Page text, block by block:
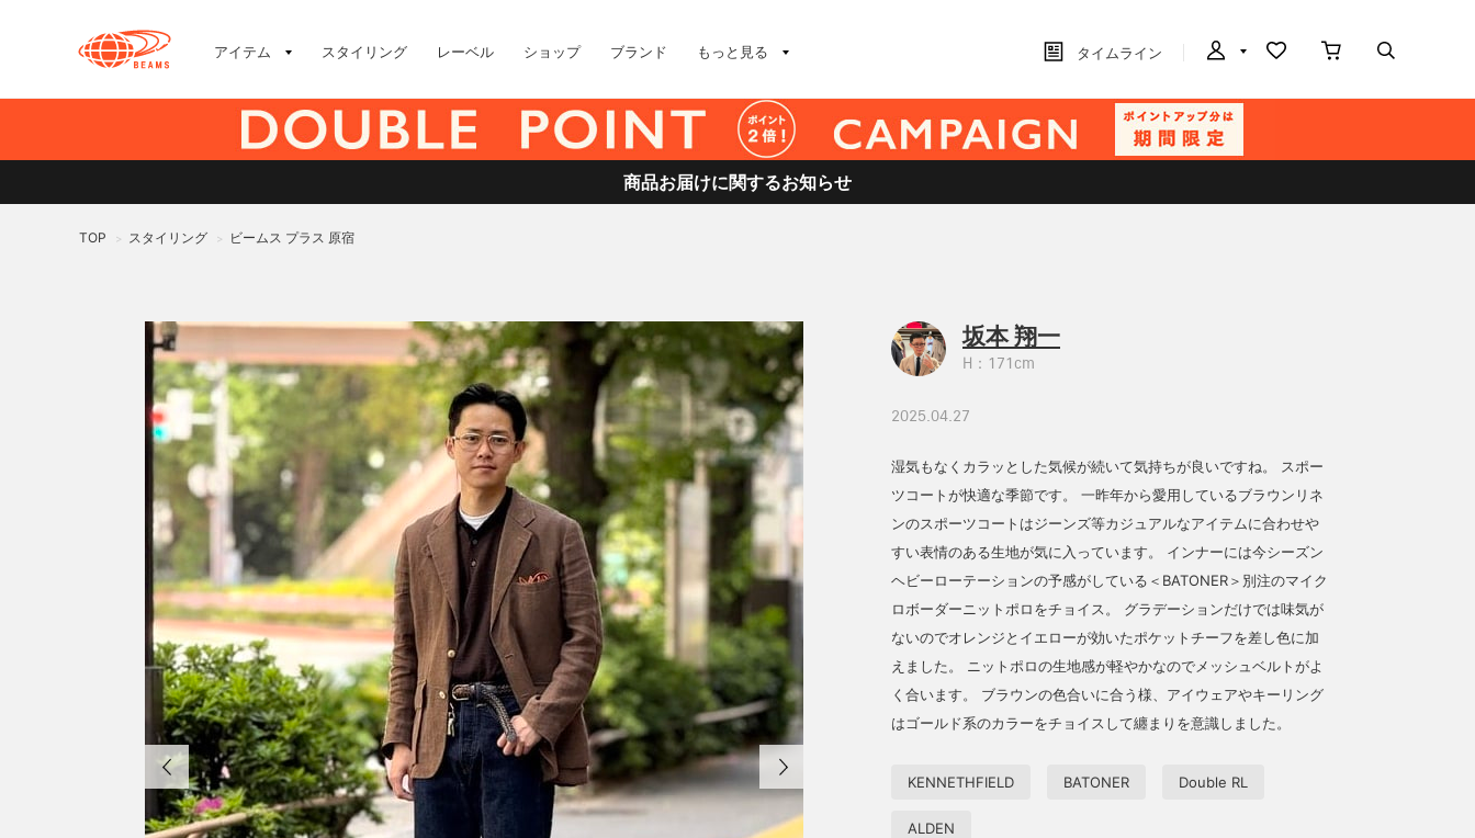
アイテム スタイリング レーベル ショップ ブランド もっと見る タイムライン
商品お届けに関するお知らせ
TOP > スタイリング > ビームス プラス 原宿
坂本 翔一
H：171cm
2025.04.27
湿気もなくカラッとした気候が続いて気持ちが良いですね。 スポー
ツコートが快適な季節です。 一昨年から愛用しているブラウンリネ
ンのスポーツコートはジーンズ等カジュアルなアイテムに合わせや
すい表情のある生地が気に入っています。 インナーには今シーズン
ヘビーローテーションの予感がしている＜BATONER＞別注のマイク
ロボーダーニットポロをチョイス。 グラデーションだけでは味気が
ないのでオレンジとイエローが効いたポケットチーフを差し色に加
えました。 ニットポロの生地感が軽やかなのでメッシュベルトがよ
く合います。 ブラウンの色合いに合う様、アイウェアやキーリング
はゴールド系のカラーをチョイスして纏まりを意識しました。
KENNETHFIELD BATONER Double RL
ALDEN